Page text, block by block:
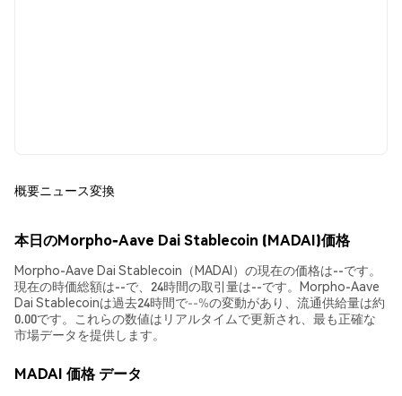
概要ニュース変換
本日のMorpho-Aave Dai Stablecoin (MADAI)価格
Morpho-Aave Dai Stablecoin（MADAI）の現在の価格は--です。
現在の時価総額は--で、24時間の取引量は--です。Morpho-Aave
Dai Stablecoinは過去24時間で--%の変動があり、流通供給量は約
0.00です。これらの数値はリアルタイムで更新され、最も正確な
市場データを提供します。
MADAI 価格 データ